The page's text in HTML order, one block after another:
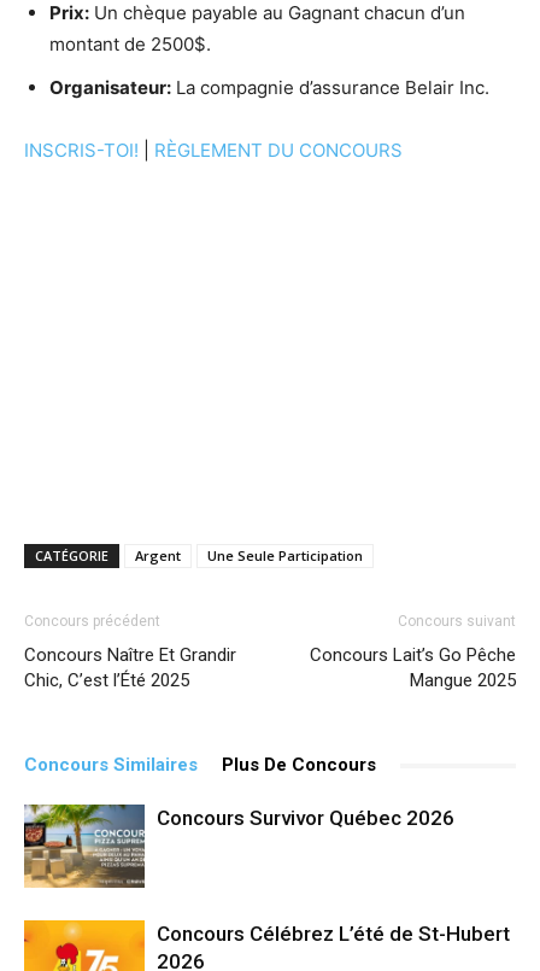
Prix: Un chèque payable au Gagnant chacun d’un
montant de 2500$.
Organisateur: La compagnie d’assurance Belair Inc.
INSCRIS-TOI! RÈGLEMENT DU CONCOURS
CATÉGORIE Argent Une Seule Participation
Concours précédent
Concours Naître Et Grandir
Chic, C’est l’Été 2025
Concours suivant
Concours Lait’s Go Pêche
Mangue 2025
Concours Similaires Plus De Concours
Concours Survivor Québec 2026
Concours Célébrez L’été de St-Hubert
2026